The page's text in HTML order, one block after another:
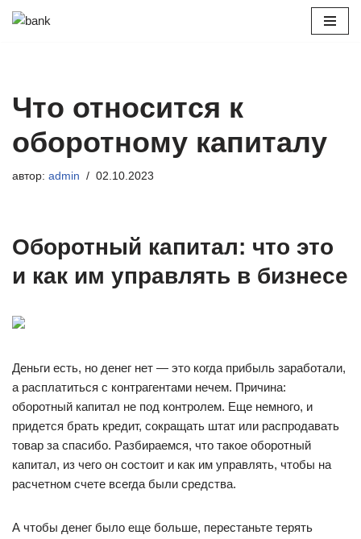
Что относится к
оборотному капиталу
автор: admin 02.10.2023
Оборотный капитал: что это
и как им управлять в бизнесе
Деньги есть, но денег нет — это когда прибыль заработали,
а расплатиться с контрагентами нечем. Причина:
оборотный капитал не под контролем. Еще немного, и
придется брать кредит, сокращать штат или распродавать
товар за спасибо. Разбираемся, что такое оборотный
капитал, из чего он состоит и как им управлять, чтобы на
расчетном счете всегда были средства.
А чтобы денег было еще больше, перестаньте терять